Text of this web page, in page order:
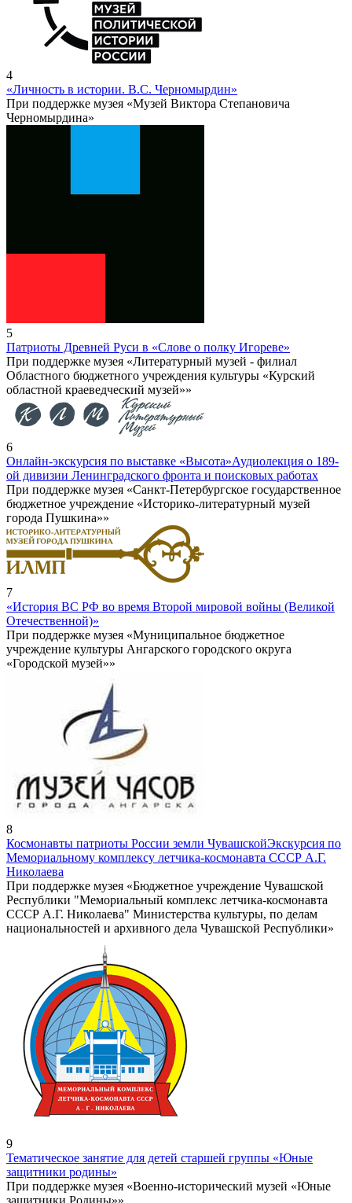
4
«Личность в истории. В.С. Черномырдин»
При поддержке музея «Музей Виктора Степановича
Черномырдина»
5
Патриоты Древней Руси в «Слове о полку Игореве»
При поддержке музея «Литературный музей - филиал
Областного бюджетного учреждения культуры «Курский
областной краеведческий музей»»
6
Онлайн-экскурсия по выставке «Высота»Аудиолекция о 189-
ой дивизии Ленинградского фронта и поисковых работах
При поддержке музея «Санкт-Петербургское государственное
бюджетное учреждение «Историко-литературный музей
города Пушкина»»
7
«История ВС РФ во время Второй мировой войны (Великой
Отечественной)»
При поддержке музея «Муниципальное бюджетное
учреждение культуры Ангарского городского округа
«Городской музей»»
8
Космонавты патриоты России земли ЧувашскойЭкскурсия по
Мемориальному комплексу летчика-космонавта СССР А.Г.
Николаева
При поддержке музея «Бюджетное учреждение Чувашской
Республики "Мемориальный комплекс летчика-космонавта
СССР А.Г. Николаева" Министерства культуры, по делам
национальностей и архивного дела Чувашской Республики»
9
Тематическое занятие для детей старшей группы «Юные
защитники родины»
При поддержке музея «Военно-исторический музей «Юные